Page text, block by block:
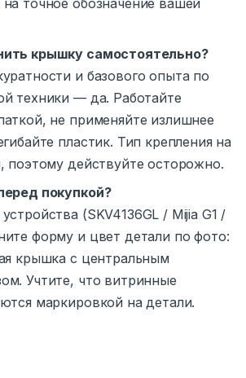
точное обозначение вашей
крышку самостоятельно?
и базового опыта по
техники — да. Работайте
не применяйте излишнее
пластик. Тип крепления на
поэтому действуйте осторожно.
покупкой?
(SKV4136GL / Mijia G1 /
форму и цвет детали по фото:
крышка с центральным
Учтите, что витринные
маркировкой на детали.